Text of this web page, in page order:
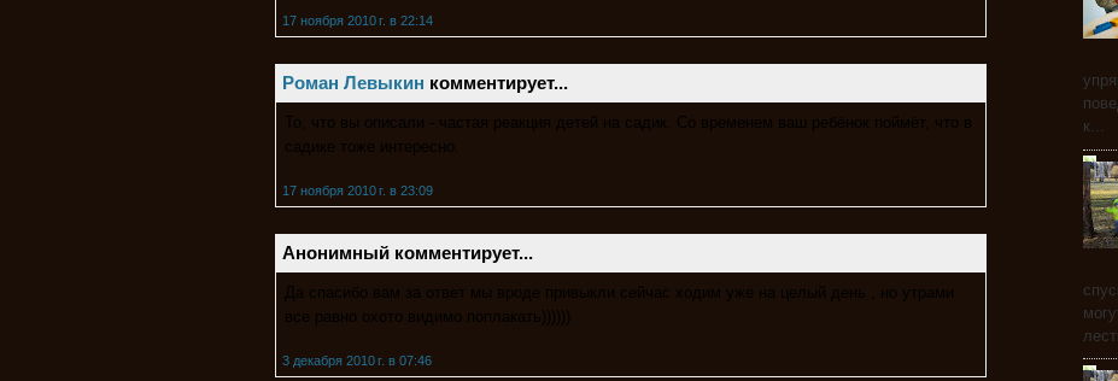
17 ноября 2010 г. в 22:14
Роман Левыкин комментирует...
То, что вы описали - частая реакция детей на садик. Со временем ваш ребёнок поймёт, что в
садике тоже интересно.
17 ноября 2010 г. в 23:09
Анонимный комментирует...
Да спасибо вам за ответ мы вроде привыкли сейчас ходим уже на целый день , но утрами
все равно охото видимо поплакать))))))
3 декабря 2010 г. в 07:46
к...